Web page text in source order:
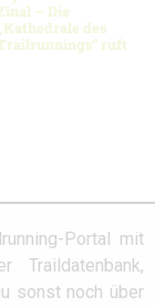
– Die
„Kathedrale des
ruft
Portal mit
sonst noch über